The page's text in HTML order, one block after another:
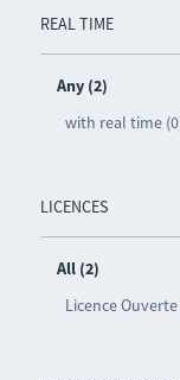
REAL TIME
Any (2)
with real time
LICENCES
All (2)
Licence Ouverte